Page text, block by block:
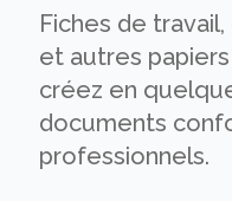
Fiches de
et autres
créez en
documents
professionnels.